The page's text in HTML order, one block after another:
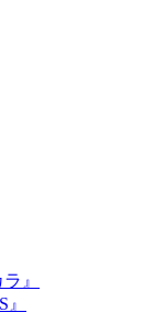
』